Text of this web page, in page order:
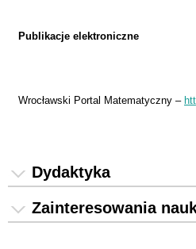
Publikacje elektroniczne
Wrocławski Portal Matematyczny –
Dydaktyka
Zainteresowania